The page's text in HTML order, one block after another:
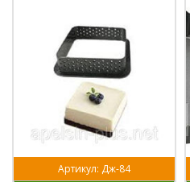
Артикул: Дж-84